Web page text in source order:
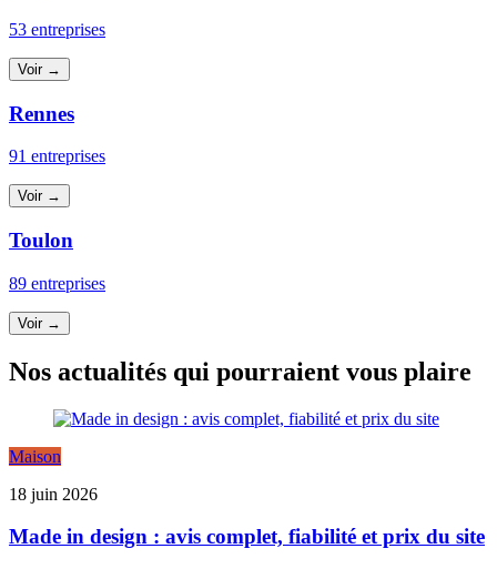
53 entreprises
Voir →
Rennes
91 entreprises
Voir →
Toulon
89 entreprises
Voir →
Nos actualités qui pourraient vous plaire
Maison
18 juin 2026
Made in design : avis complet, fiabilité et prix du site